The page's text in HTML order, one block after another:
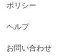
ポリシー
ヘルプ
お問い合わせ